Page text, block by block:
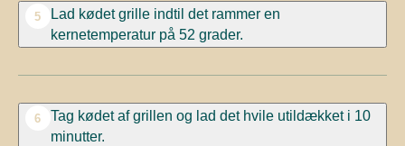
5
Lad kødet grille indtil det rammer en
kernetemperatur på 52 grader.
6
Tag kødet af grillen og lad det hvile utildækket i 10
minutter.